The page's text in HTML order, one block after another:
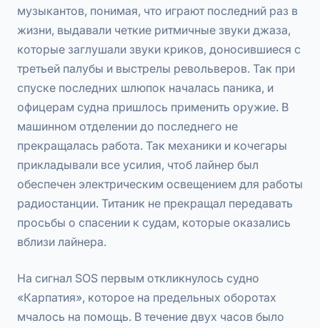
музыкантов, понимая, что играют последний раз в
жизни, выдавали четкие ритмичные звуки джаза,
которые заглушали звуки криков, доносившиеся с
третьей палубы и выстрелы револьверов. Так при
спуске последних шлюпок началась паника, и
офицерам судна пришлось применить оружие. В
машинном отделении до последнего не
прекращалась работа. Так механики и кочегары
прикладывали все усилия, чтоб лайнер был
обеспечен электрическим освещением для работы
радиостанции. Титаник не прекращал передавать
просьбы о спасении к судам, которые оказались
вблизи лайнера.
На сигнал SOS первым откликнулось судно
«Карпатия», которое на предельных оборотах
мчалось на помощь. В течение двух часов было